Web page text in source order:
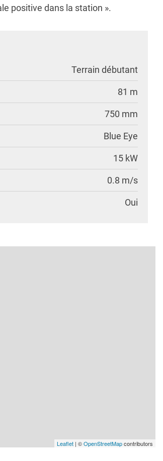
positive dans la station ».
Terrain débutant
81 m
750 mm
Blue Eye
15 kW
0.8 m/s
Oui
Leaflet | ©OpenStreetMapcontributors